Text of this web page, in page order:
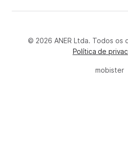
© 2026 ANER Ltda. Todos os
Política de
mobister